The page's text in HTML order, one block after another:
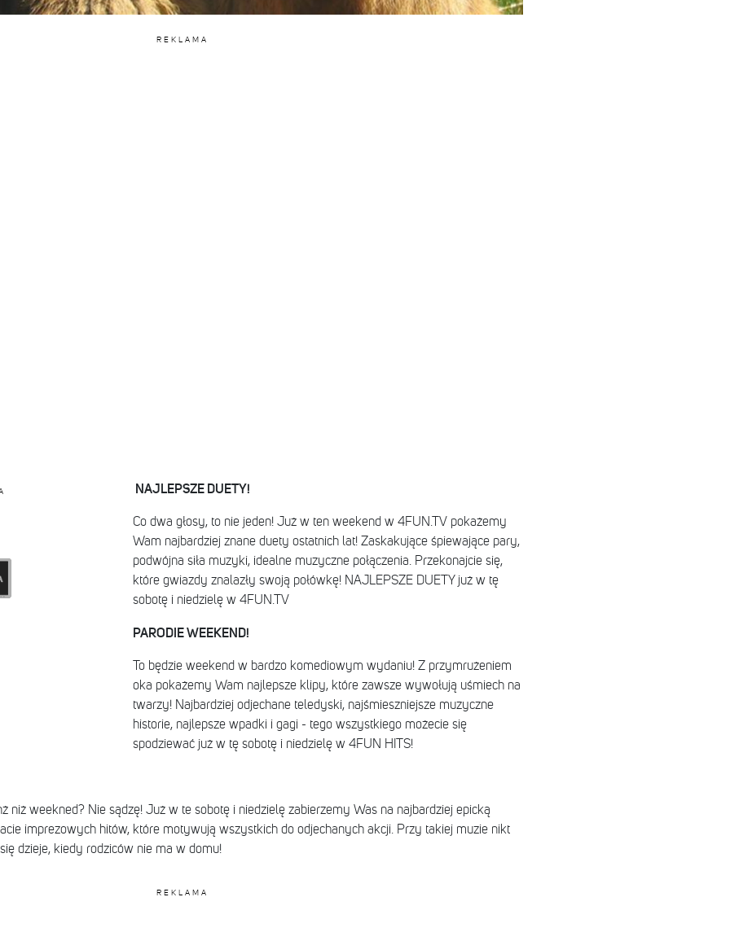
REKLAMA
NAJLEPSZE DUETY!
Co dwa głosy, to nie jeden! Już w ten weekend w 4FUN.TV pokażemy
Wam najbardziej znane duety ostatnich lat! Zaskakujące śpiewające pary,
podwójna siła muzyki, idealne muzyczne połączenia. Przekonajcie się,
które gwiazdy znalazły swoją połówkę! NAJLEPSZE DUETY już w tę
sobotę i niedzielę w 4FUN.TV
PARODIE WEEKEND!
To będzie weekend w bardzo komediowym wydaniu! Z przymrużeniem
oka pokażemy Wam najlepsze klipy, które zawsze wywołują uśmiech na
twarzy! Najbardziej odjechane teledyski, najśmieszniejsze muzyczne
historie, najlepsze wpadki i gagi - tego wszystkiego możecie się
spodziewać już w tę sobotę i niedzielę w 4FUN HITS!
niż weekned? Nie sądzę! Już w te sobotę i niedzielę zabierzemy Was na najbardziej epicką
imprezowych hitów, które motywują wszystkich do odjechanych akcji. Przy takiej muzie nikt
dzieje, kiedy rodziców nie ma w domu!
REKLAMA